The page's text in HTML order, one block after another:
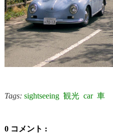
Tags: sightseeing 観光 car 車
0 コメント :